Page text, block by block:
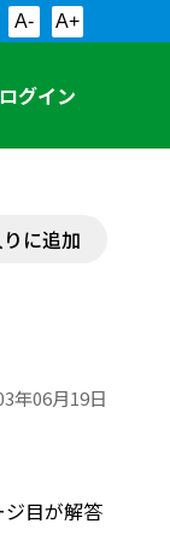
A- A+
ログイン
に追加
年06月19日
目が解答